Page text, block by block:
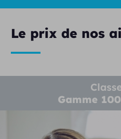
Le prix de nos
Gamme